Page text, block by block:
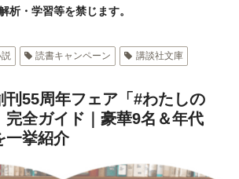
析・学習等を禁じます。
読書キャンペーン 講談社文庫
刊55周年フェア「#わたしの
完全ガイド｜豪華9名＆年代
一挙紹介